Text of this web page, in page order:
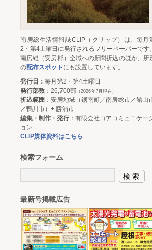
南房総生活情報誌CLIP（クリップ）は、毎月
2・第4土曜日に発行されるフリーペーパーです。
南房総（安房郡）全域への新聞折込のほか、所
の配布スポット にも設置しています。
発行日： 毎月第2・第4土曜日
発行部数 ：26,700部 （2026年7月現在）
折込範囲 ：安房地域（鋸南町／南房総市／館山
／鴨川市）+ 勝浦市
編集・制作・発行：有限会社コアコミュニケー
ョン
CLIP媒体資料はこちら
検索フォーム
最新号掲載広告